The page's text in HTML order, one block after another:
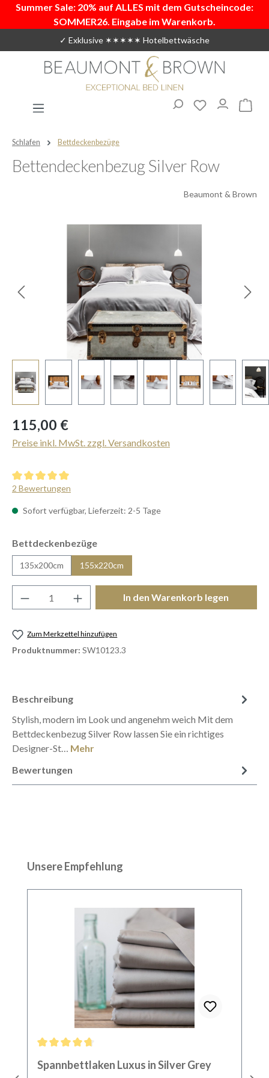
Zum Hauptinhalt springen
Summer Sale: 20% auf ALLES mit dem Gutscheincode:
SOMMER26. Eingabe im Warenkorb.
✓ Exklusive ✶✶✶✶✶ Hotelbettwäsche
Du hast 0
Schlafen Bettdeckenbezüge
Bettendeckenbezug Silver Row
Beaumont & Brown
Regulärer Preis:
115,00 €
Preise inkl. MwSt. zzgl. Versandkosten
Durchschnittliche Bewertung von 5 von 5 Sternen
2 Bewertungen
Sofort verfügbar, Lieferzeit: 2-5 Tage
Bettdeckenbezügeauswählen
135x200cm 155x220cm
Produkt Anzahl: Gib den gewünschten
In den Warenkorb legen
Zum Merkzettel hinzufügen
Produktnummer: SW10123.3
Beschreibung
Stylish, modern im Look und angenehm weich Mit dem
Bettdeckenbezug Silver Row lassen Sie ein richtiges
Designer-St… Mehr
Bewertungen
Produktgalerie überspringen
Unsere Empfehlung
Spannbettlaken Luxus in Silver Grey